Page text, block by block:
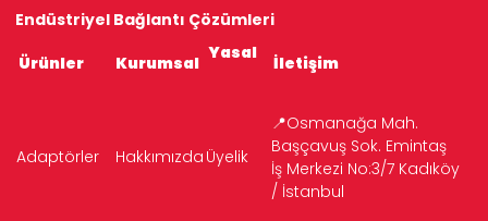
Endüstriyel Bağlantı Çözümleri
Ürünler
Kurumsal Yasal İletişim
Adaptörler Hakkımızda Üyelik
📍Osmanağa Mah.
Başçavuş Sok. Emintaş
İş Merkezi No:3/7 Kadıköy
/ İstanbul